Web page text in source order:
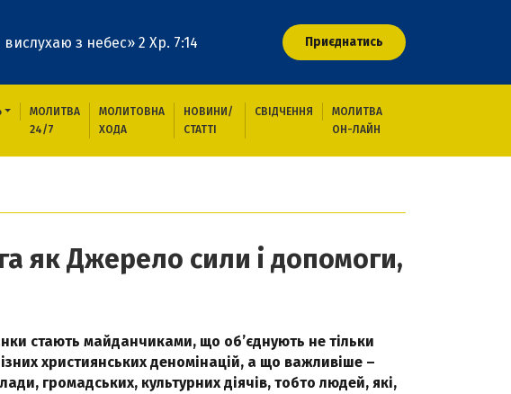
з небес» 2 Хр. 7:14 Приєднатись
МОЛИТВА
24/7
МОЛИТОВНА
ХОДА
НОВИНИ/
СТАТТІ
СВІДЧЕННЯ
МОЛИТВА
ОН-ЛАЙН
як Джерело сили і допомоги,
стають майданчиками, що об’єднують не тільки
християнських деномінацій, а що важливіше –
громадських, культурних діячів, тобто людей, які,